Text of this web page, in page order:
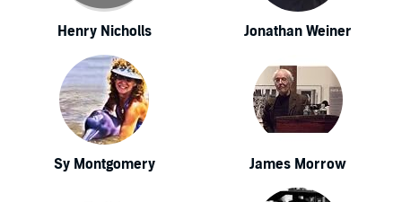
Henry Nicholls Jonathan Weiner
Sy Montgomery James Morrow